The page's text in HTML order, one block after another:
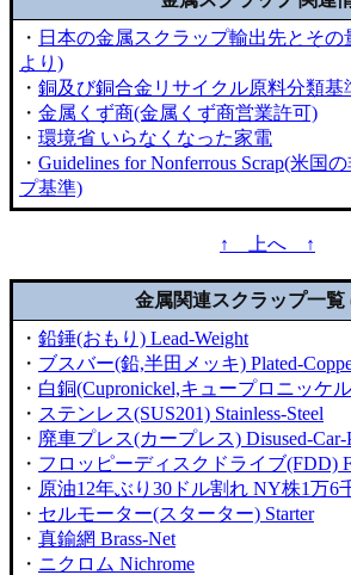
・ 日本の金属スクラップ輸出先とそ
より)
・ 銅及び銅合金リサイクル原料分類基
・ 金属くず商(金属くず商営業許可)
・ 環境省 いらなくなった家電
・ Guidelines for Nonferrous Scrap(米国
プ基準)
↑ 上へ ↑
金属関連スクラップ一覧
・ 鉛錘(おもり) Lead-Weight
・ ブスバー(鉛,半田メッキ) Plated-
・ 白銅(Cupronickel,キュープロニッケ
・ ステンレス(SUS201) Stainless-Steel
・ 廃車プレス(カープレス) Disused-Car-
・ フロッピーディスクドライブ(FDD)
・ 原油12年ぶり30ドル割れ NY株1万6
・ セルモーター(スターター) Starter
・ 真鍮網 Brass-Net
・ ニクロム Nichrome